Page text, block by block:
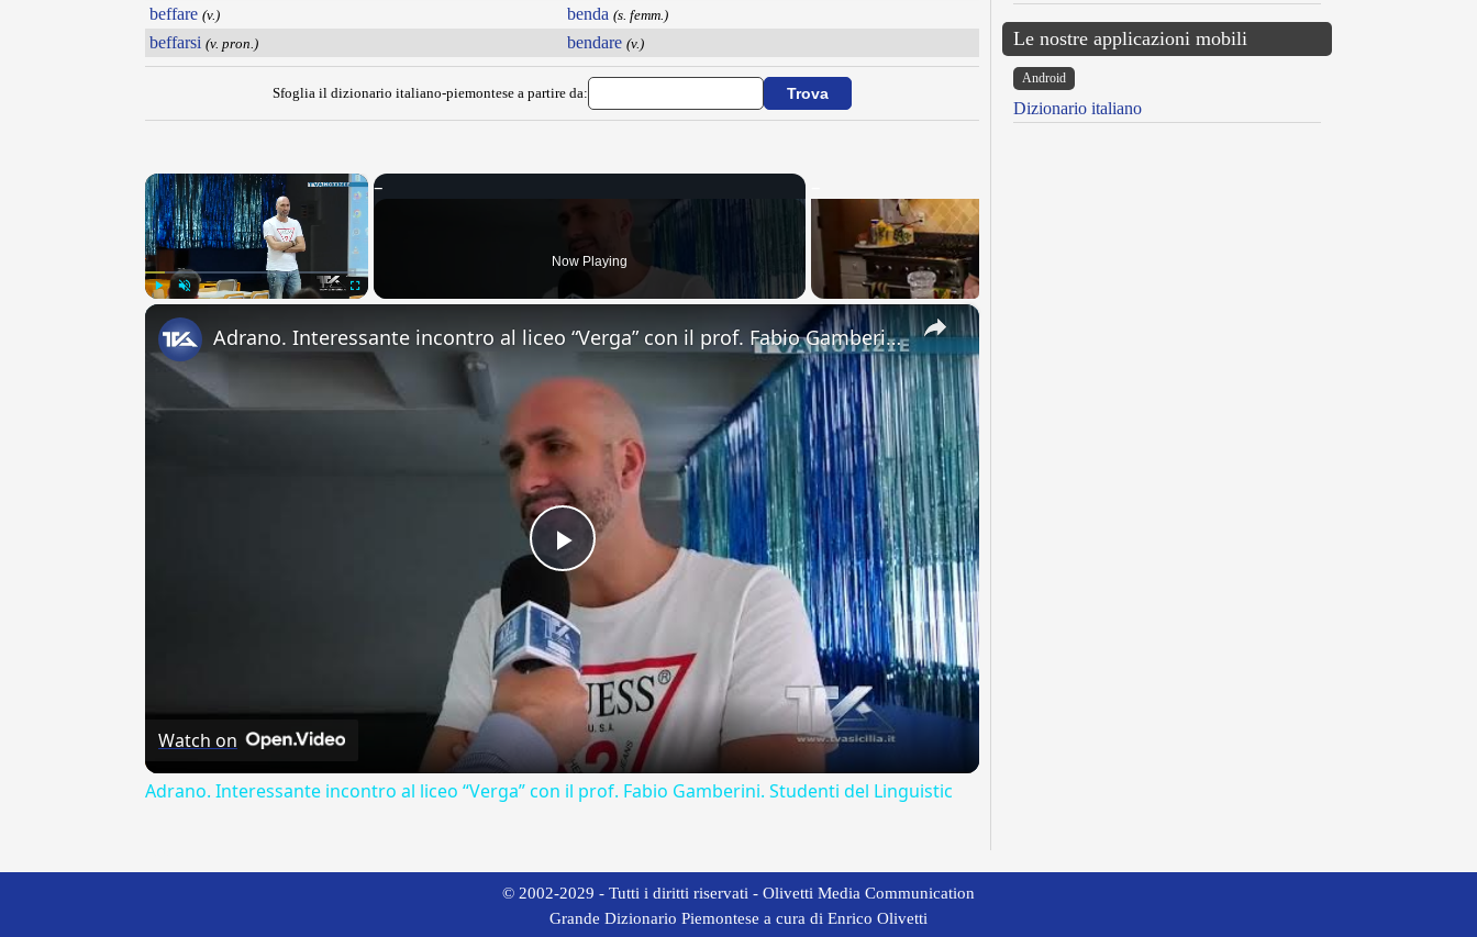
beffare (v.)
beffarsi (v. pron.)
benda (s. femm.)
bendare (v.)
Sfoglia il dizionario italiano-piemontese a partire da:
×
Now Playing
×
Play
Video
Adrano. Interessante incontro al liceo “Verga” con il prof. Fabio Gamberini. Studenti del Linguistic
Watch on
Adrano. Interessante incontro al liceo “Verga” con il prof. Fabio Gamberini. Studenti del Linguistic
Le nostre applicazioni mobili
Android
Dizionario italiano
© 2002-2029 - Tutti i diritti riservati - Olivetti Media Communication
Grande Dizionario Piemontese a cura di Enrico Olivetti